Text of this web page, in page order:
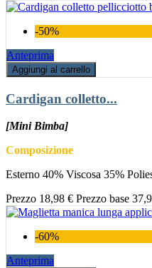
-50%
Anteprima
Aggiungi al carrello
Cardigan colletto...
[Mini Bimba]
Composizione
Esterno 40% Viscosa 35%
Prezzo 18,98 € Prezzo base
-60%
Anteprima